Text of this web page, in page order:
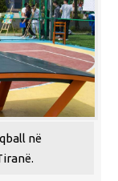
në